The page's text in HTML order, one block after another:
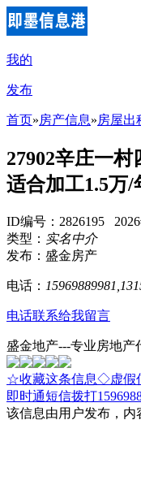
我的
发布
首页»房产信息»房屋出
27902辛庄一
适合加工1.5万/
ID编号：2826195
类型： 实名中介
发布：盛金房产
电话：
电话联系给我留言
盛金地产---专业房地产
☆收藏这条信息◇虚假
即时通短信拨打
该信息由用户发布，